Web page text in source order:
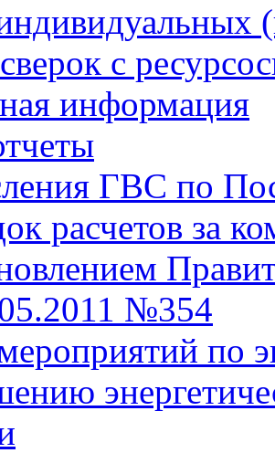
с
информация
ГВС по
расчетов за
№354
по